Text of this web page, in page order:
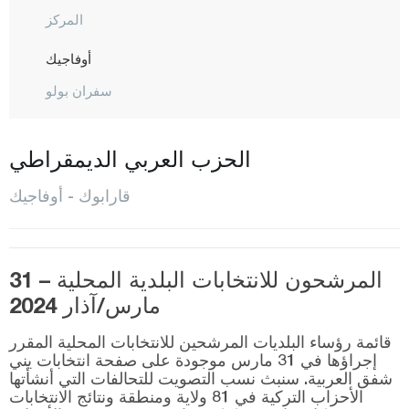
المركز
أوفاجيك
سفران بولو
يورتان
كرامان
كاستاموني
قيصري
كلّس
كيركالي
قرقلر ايلي
الحزب العربي الديمقراطي
قارابوك - أوفاجيك
المرشحون للانتخابات البلدية المحلية – 31
مارس/آذار 2024
قائمة رؤساء البلديات المرشحين للانتخابات المحلية المقرر
إجراؤها في 31 مارس موجودة على صفحة انتخابات يني
شفق العربية. سنبث نسب التصويت للتحالفات التي أنشأتها
الأحزاب التركية في 81 ولاية ومنطقة ونتائج الانتخابات